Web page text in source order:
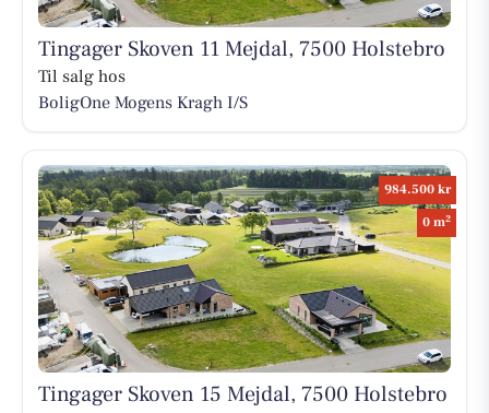
Tingager Skoven 11 Mejdal, 7500 Holstebro
Til salg hos
BoligOne Mogens Kragh I/S
984.500 kr
0 m2
Tingager Skoven 15 Mejdal, 7500 Holstebro